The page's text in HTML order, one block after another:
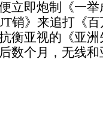
立即炮制《一
销》来追打《
衡亚视的《亚
数个月，无线